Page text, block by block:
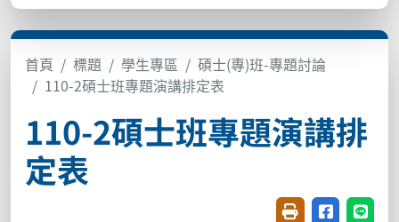
首頁 標題 學生專區
碩士(專)班-專題討論
110-2碩士班專題演講排定表
110-2碩士班專題演講排
定表
友善列印(開新視
分享至臉書
分享